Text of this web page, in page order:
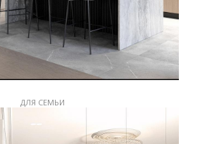
ДЛЯ СЕМЬИ